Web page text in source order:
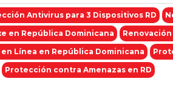
Antivirus para 3 Dispositivos RD
en República Dominicana
Línea en República Dominicana
Protección contra Amenazas en RD